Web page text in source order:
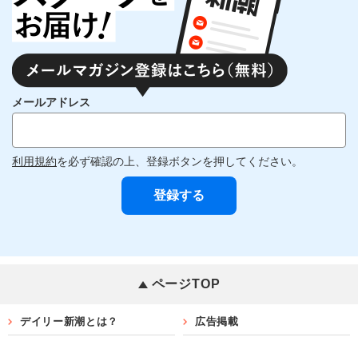
メールアドレス
利用規約を必ず確認の上、登録ボタンを押してください。
ページTOP
デイリー新潮とは？ 広告掲載